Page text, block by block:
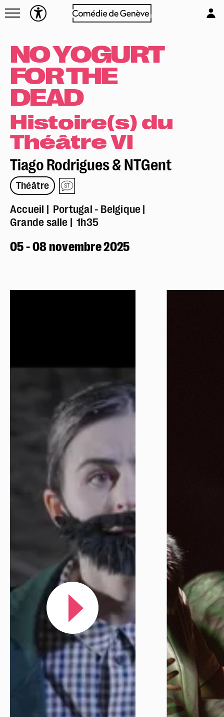
Navettes
Foire aux questions
L'équipe
Partenaires
Mécénat & sponsoring
Louer la Comédie
Technique
Réserver en ligne
Mon compte
Votre venue
NO YOGURT
FOR THE
DEAD
Histoire(s) du
Théâtre VI
Tiago Rodrigues & NTGent
Théâtre
Accueil
Portugal - Belgique
Grande salle
1h35
05 - 08 novembre 2025